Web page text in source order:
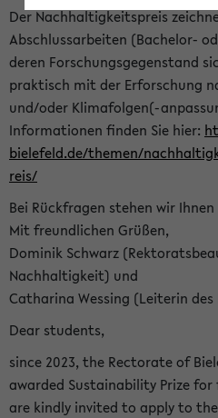
Der Nachhaltigkeitspreis
Abschlussarbeiten (Bachelor-
deren Forschungsgegenstand
praktisch mit der Erforschung
und/oder Klimafolgen(-
Informationen finden Sie hier:
bielefeld.de/themen/
reis/
Bei Rückfragen stehen wir
Mit freundlichen Grüßen,
Dominik Schwarz
Nachhaltigkeit) und
Catharina Wessing (Leiterin
Dear students,
since 2023, the Rectorate of
awarded Sustainability Prize for
are kindly invited to apply to